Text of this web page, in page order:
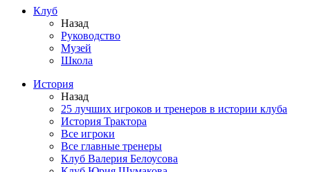
Клуб
Назад
Руководство
Музей
Школа
История
Назад
25 лучших игроков и тренеров в истории клуба
История Трактора
Все игроки
Все главные тренеры
Клуб Валерия Белоусова